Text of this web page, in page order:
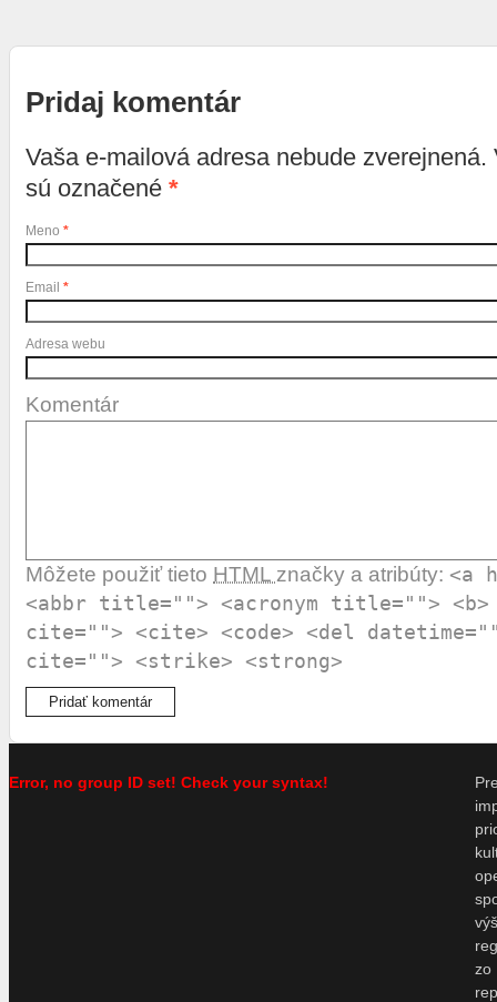
Pridaj komentár
Vaša e-mailová adresa nebude zverejnená.
sú označené *
Meno *
Email *
Adresa webu
Komentár
Môžete použiť tieto HTML značky a atribúty: <a
<abbr title=""> <acronym title=""> <b>
cite=""> <cite> <code> <del
cite=""> <strike> <strong>
Error, no group ID set! Check your syntax!